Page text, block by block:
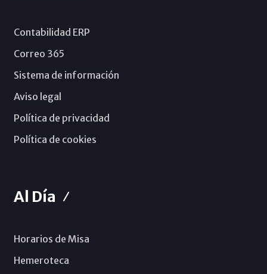
Contabilidad ERP
Correo 365
Sistema de información
Aviso legal
Política de privacidad
Política de cookies
Al Día
Horarios de Misa
Hemeroteca